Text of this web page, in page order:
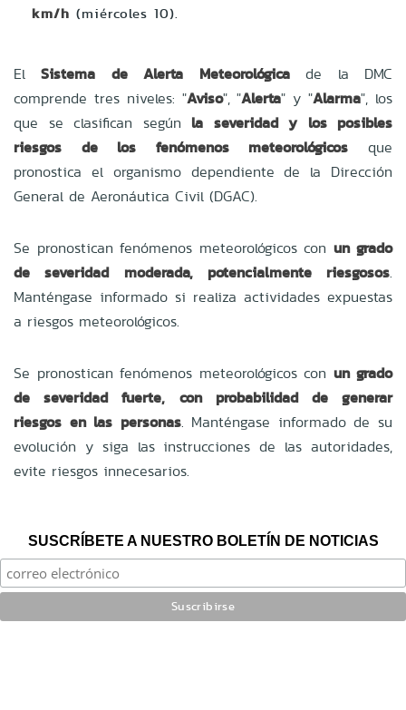
km/h (miércoles 10).
El Sistema de Alerta Meteorológica
de la DMC
comprende tres niveles: "Aviso", "Alerta" y "Alarma", los
que se clasifican según la severidad y los posibles
riesgos de los fenómenos meteorológicos
que
pronostica el organismo dependiente de la Dirección
General de Aeronáutica Civil (DGAC).
Se pronostican fenómenos meteorológicos con un grado
de severidad moderada, potencialmente riesgosos.
Manténgase informado si realiza actividades expuestas
a riesgos meteorológicos.
Se pronostican fenómenos meteorológicos con un grado
de severidad fuerte, con probabilidad de generar
riesgos en las personas. Manténgase informado de su
evolución y siga las instrucciones de las autoridades,
evite riesgos innecesarios.
SUSCRÍBETE A NUESTRO BOLETÍN DE NOTICIAS